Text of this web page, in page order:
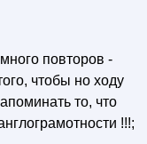
повторов -
чтобы но ходу
то, что
!!!;